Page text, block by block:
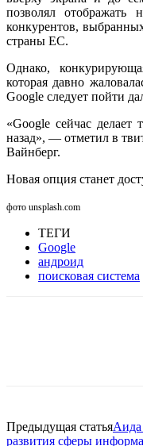
позволял отображать
конкурентов,
страны ЕС.
Однако,
которая давно
Google следует пойти
«Google сейчас делает
назад», — отметил в
Вайнберг.
Новая опция станет
фото unsplash.com
ТЕГИ
Google
андроид
поисковая система
Предыдущая статьяАида
развития сферы